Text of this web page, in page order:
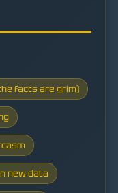
facts are grim)
new data